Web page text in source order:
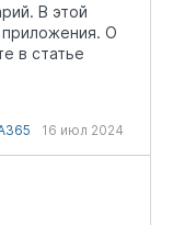
В этой
приложения. О
в статье
16 июл 2024